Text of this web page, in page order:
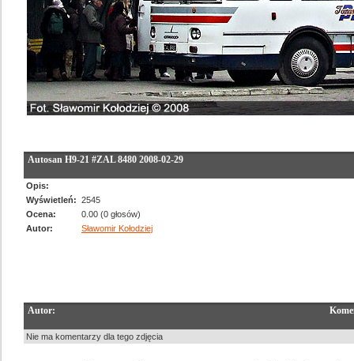
Autosan H9-21 #ZAL 8480 2008-02-29
Opis:
Wyświetleń: 2545
Ocena:
0.00 (0 głosów)
Autor:
Sławomir Kołodziej
Autor:
Nie ma komentarzy dla tego zdjęcia